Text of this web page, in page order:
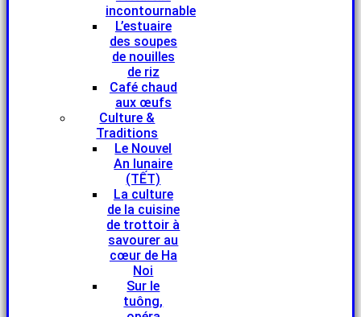
incontournable
L’estuaire
des soupes
de nouilles
de riz
Café chaud
aux œufs
Culture &
Traditions
Le Nouvel
An lunaire
(TẾT)
La culture
de la cuisine
de trottoir à
savourer au
cœur de Ha
Noi
Sur le
tuông,